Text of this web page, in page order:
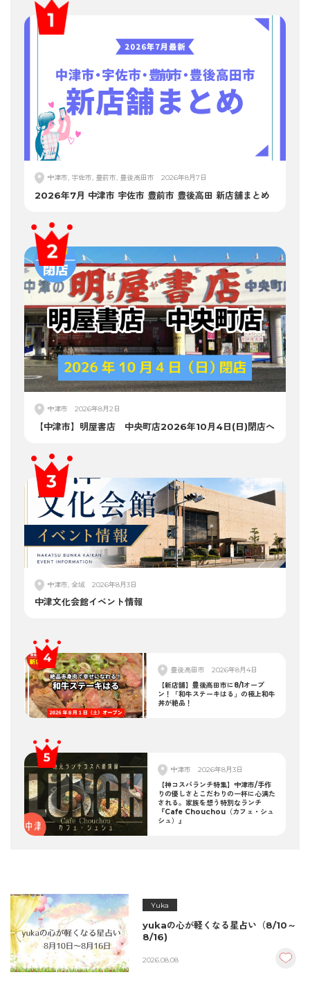
中津市, 宇佐市, 豊前市, 豊後高田市 2026年8月7日
2026年7月 中津市 宇佐市 豊前市 豊後高田 新店舗まとめ
中津市 2026年8月2日
【中津市】明屋書店 中央町店2026年10月4日(日)閉店へ
中津市, 全域 2026年8月3日
中津文化会館イベント情報
豊後高田市
2026年8月4日
【新店舗】豊後高田市に8/1オープ
ン！「和牛ステーキはる」の極上和牛
丼が絶品！
中津市
2026年8月3日
【神コスパランチ特集】中津市/手作
りの優しさとこだわりの一杯に心満た
される。家族を想う特別なランチ
『Cafe Chouchou（カフェ・シュ
シュ）』
Yuka
yukaの心が軽くなる星占い（8/10～
8/16)
2026.08.08